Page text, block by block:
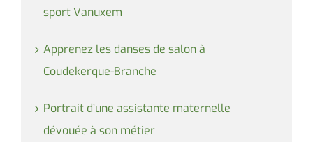
sport Vanuxem
Apprenez les danses de salon à
Coudekerque-Branche
Portrait d’une assistante maternelle
dévouée à son métier